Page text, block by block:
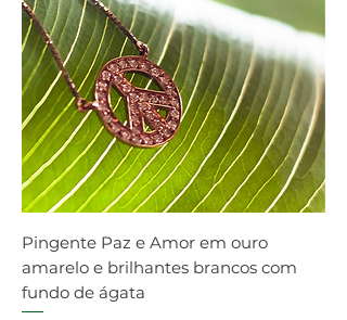
Pingente Paz e Amor em ouro
amarelo e brilhantes brancos com
fundo de ágata